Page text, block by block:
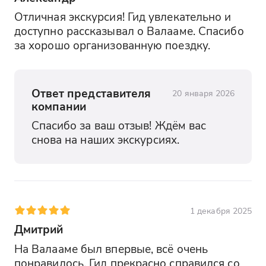
является особо охраняемой природной
территорией, по постановлению
Правительства необходимо
самостоятельно оплатить обязательный
следующим:
05:00
Подача автобуса 05:15, отправление
Подача автобуса 09:45, отправление
10:00
Подача автобуса 10:15, отправление
Отличная экскурсия! Гид увлекательно и
доступно рассказывал о Валааме. Спасибо
за хорошо организованную поездку.
Ответ представителя
компании
20 января 2026
Спасибо за ваш отзыв! Ждём вас
снова на наших экскурсиях.
1 декабря 2025
Дмитрий
На Валааме был впервые, всё очень
понравилось. Гид прекрасно справился со